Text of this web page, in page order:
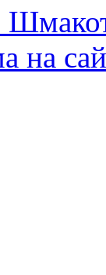
на